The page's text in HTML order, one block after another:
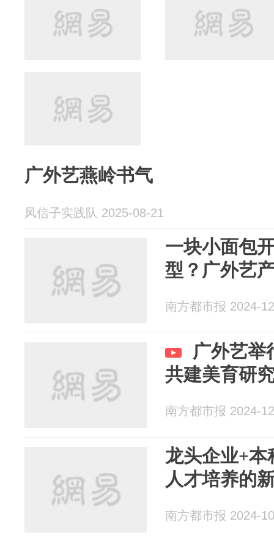
广外艺燕岭书气
风信子实践队 2025-08-21
一块小面包
型？广外艺
南方都市报 2024-
广外艺举
共建美育研
南方都市报 2024-
龙头企业+本
人才培养的
南方都市报 2024-